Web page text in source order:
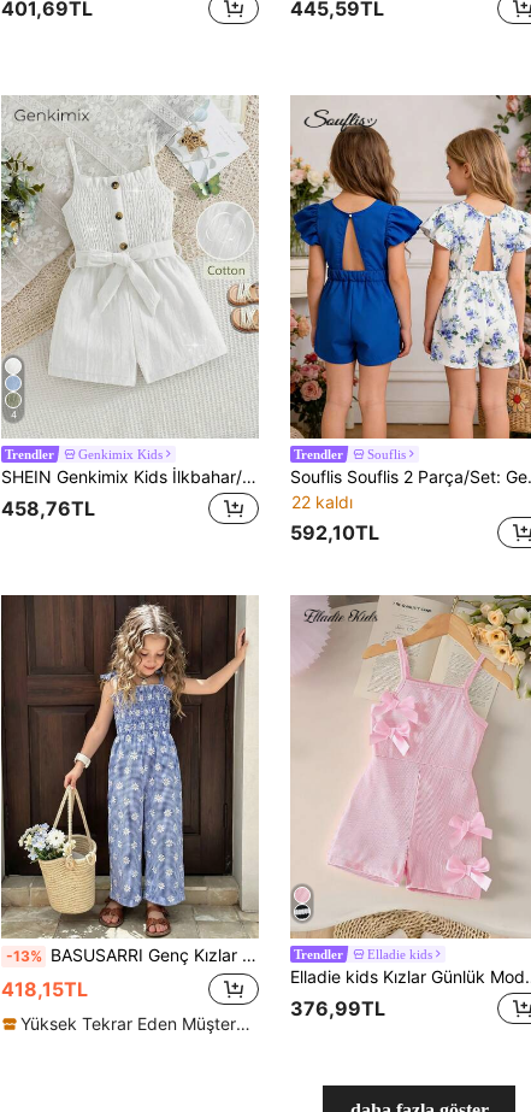
401,69TL 445,59TL
4
Trendler Genkimix Kids
SHEIN Genkimix Kids İlkbahar/Yaz Yeni Genç Kızlar İçin Günlük Tatil Saf Pamuklu Sevimli Fırfırlı Askılı Beli Oturtmalı Fiyonklu Düğmeli Tulum
458,76TL
Trendler Souflis
Souflis Souflis
22 kaldı
592,10TL
-13% BASUSARRI Genç Kızlar İçin Askılı Fiyonklu Tulum, Yazlık Ekose Çiçekli Dijital Baskılı Düz Paça, Sade Pastoral Stil, Zarif ve Sevimli Tulum
418,15TL
Yüksek Tekrar Eden Müşteriler
Trendler Elladie kids
Elladie kids Kızlar Günlük
376,99TL